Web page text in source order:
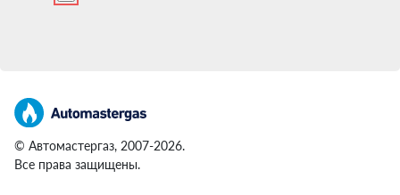
© Автомастергаз, 2007-2026.
Все права защищены.